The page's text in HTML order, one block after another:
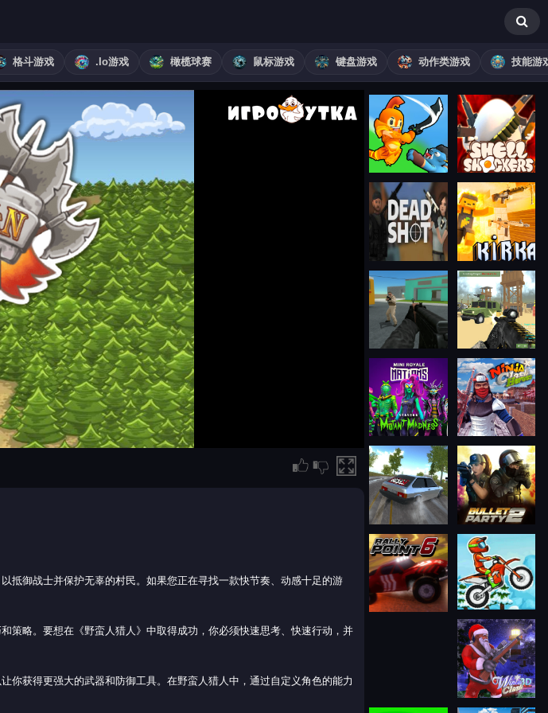
格斗游戏 .io游戏 橄榄球赛 鼠标游戏 键盘游戏 动作类游戏 技能游
抵御战士并保护无辜的村民。如果您正在寻找一款快节奏、动感十足的游
策略。要想在《野蛮人猎人》中取得成功，你必须快速思考、快速行动，并
你获得更强大的武器和防御工具。在野蛮人猎人中，通过自定义角色的能力